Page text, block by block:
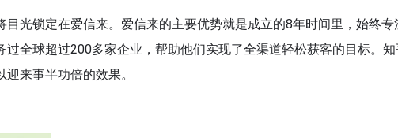
光锁定在爱信来。爱信来的主要优势就是成立的8年时间里，始终专
全球超过200多家企业，帮助他们实现了全渠道轻松获客的目标。
来事半功倍的效果。